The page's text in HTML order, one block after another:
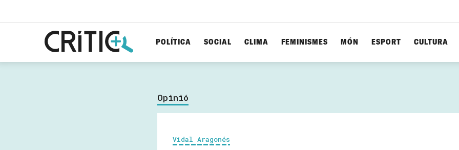
POLÍTICA SOCIAL CLIMA FEMINISMES MÓN ESPORT CULTURA
Opinió
Vidal Aragonés